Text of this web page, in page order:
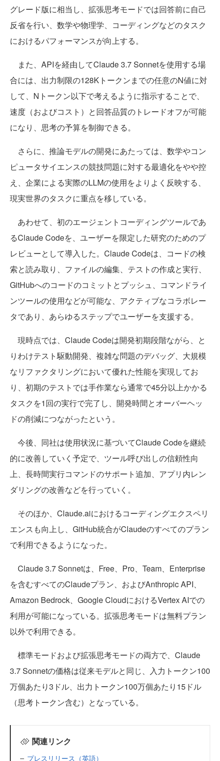
グレード版に相当し、拡張思考モードでは回答前に自己
反省を行い、数学や物理学、コーディングなどのタスク
におけるパフォーマンスが向上する。
また、APIを経由してClaude 3.7 Sonnetを使用する場
合には、出力制限の128Kトークンまでの任意のN値に対
して、Nトークン以下で考えるように指示することで、
速度（およびコスト）と回答品質のトレードオフが可能
になり、思考の予算を制御できる。
さらに、推論モデルの開発にあたっては、数学やコン
ピュータサイエンスの競技問題に対する最適化をやや控
え、企業による実際のLLMの使用をよりよく反映する、
現実世界のタスクに重点を移している。
あわせて、初のエージェントコーディングツールであ
るClaude Codeを、ユーザーを限定した研究のためのプ
レビューとして導入した。Claude Codeは、コードの検
索と読み取り、ファイルの編集、テストの作成と実行、
GitHubへのコードのコミットとプッシュ、コマンドライ
ンツールの使用などが可能な、アクティブなコラボレー
タであり、あらゆるステップでユーザーを支援する。
現時点では、Claude Codeは開発初期段階ながら、と
りわけテスト駆動開発、複雑な問題のデバッグ、大規模
なリファクタリングにおいて優れた性能を実現してお
り、初期のテストでは手作業なら通常で45分以上かかる
タスクを1回の実行で完了し、開発時間とオーバーヘッ
ドの削減につながったという。
今後、同社は使用状況に基づいてClaude Codeを継続
的に改善していく予定で、ツール呼び出しの信頼性向
上、長時間実行コマンドのサポート追加、アプリ内レン
ダリングの改善などを行っていく。
そのほか、Claude.aiにおけるコーディングエクスペリ
エンスも向上し、GitHub統合がClaudeのすべてのプラン
で利用できるようになった。
Claude 3.7 Sonnetは、Free、Pro、Team、Enterprise
を含むすべてのClaudeプラン、およびAnthropic API、
Amazon Bedrock、Google CloudにおけるVertex AIでの
利用が可能になっている。拡張思考モードは無料プラン
以外で利用できる。
標準モードおよび拡張思考モードの両方で、Claude
3.7 Sonnetの価格は従来モデルと同じ、入力トークン100
万個あたり3ドル、出力トークン100万個あたり15ドル
（思考トークン含む）となっている。
関連リンク
プレスリリース（英語）